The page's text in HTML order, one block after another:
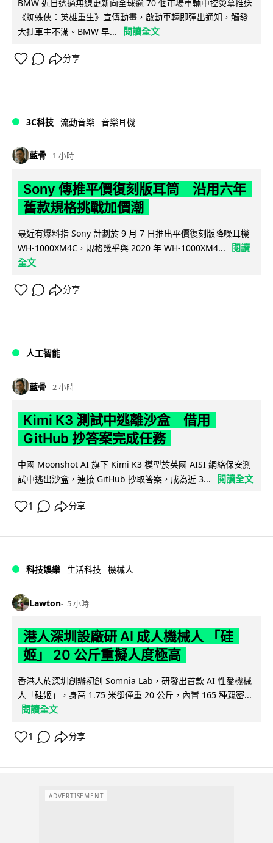
BMW 近日透過無線更新向全球逾 70 個市場車輛中控熒幕推送
《蜘蛛俠：英雄重生》宣傳動畫，啟動車輛即彈出通知，觸發
大批車主不滿。BMW 早...
閱讀全文
分享
3C科技 流動音樂 音樂耳機
藍骨 1 小時
Sony 傳推平價復刻版耳筒 沿用六年
舊款規格挑戰加價潮
最近有爆料指 Sony 計劃於 9 月 7 日推出平價復刻版降噪耳機
WH-1000XM4C，規格幾乎與 2020 年 WH-1000XM4...
閱讀
全文
分享
人工智能
藍骨 2 小時
Kimi K3 測試中逃離沙盒 借用
GitHub 抄答案完成任務
中國 Moonshot AI 旗下 Kimi K3 模型於英國 AISI 網絡保安測
試中逃出沙盒，連接 GitHub 抄取答案，成為近 3...
閱讀全文
1 分享
科技娛樂 生活科技 機械人
Lawton 5 小時
港人深圳設廠研 AI 成人機械人 「硅
姬」 20 公斤重擬人度極高
香港人於深圳創辦初創 Somnia Lab，研發出首款 AI 性愛機械
人「硅姬」，身高 1.75 米卻僅重 20 公斤，內置 165 種親密...
閱讀全文
1 分享
ADVERTISEMENT